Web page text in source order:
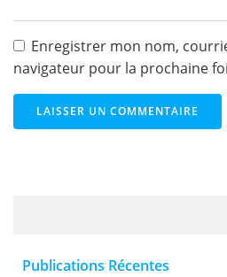
Enregistrer mon nom,
navigateur pour la prochaine
Publications Récentes